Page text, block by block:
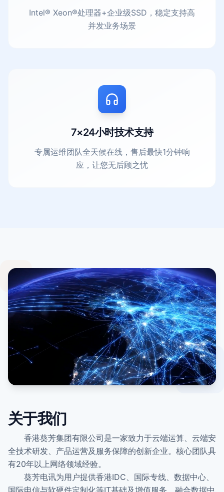
Intel® Xeon®处理器+企业级SSD，稳定支持高
并发业务场景
7×24小时技术支持
专属运维团队全天候在线，售后最快1分钟响
应，让您无后顾之忧
关于我们
香港葵芳集团有限公司是一家致力于云端运算、云端安
全技术研发、产品运营及服务保障的创新企业。核心团队具
有20年以上网络领域经验。
葵芳电讯为用户提供香港IDC、国际专线、数据中心、
国际电信与软硬件定制化等IT基础及增值服务，融合数据中